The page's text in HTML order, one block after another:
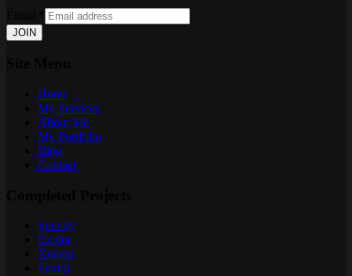
JOIN
Home
My Services
About Me
My Portfolio
Blog
Contact
Spendy
Explor
Xtalent
Femfit